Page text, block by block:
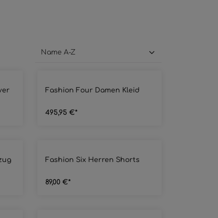
Fashion Four Damen Kleid
495,95 €*
Fashion Six Herren Shorts
89,00 €*